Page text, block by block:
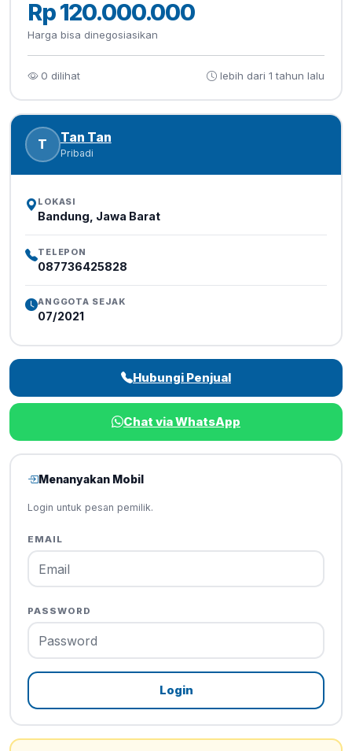
Rp 120.000.000
Harga bisa dinegosiasikan
0 dilihat lebih dari 1 tahun lalu
T Tan Tan
Pribadi
LOKASI
Bandung, Jawa Barat
TELEPON
087736425828
ANGGOTA SEJAK
07/2021
Hubungi Penjual
Chat via WhatsApp
Menanyakan Mobil
Login untuk pesan pemilik.
EMAIL
PASSWORD
Login